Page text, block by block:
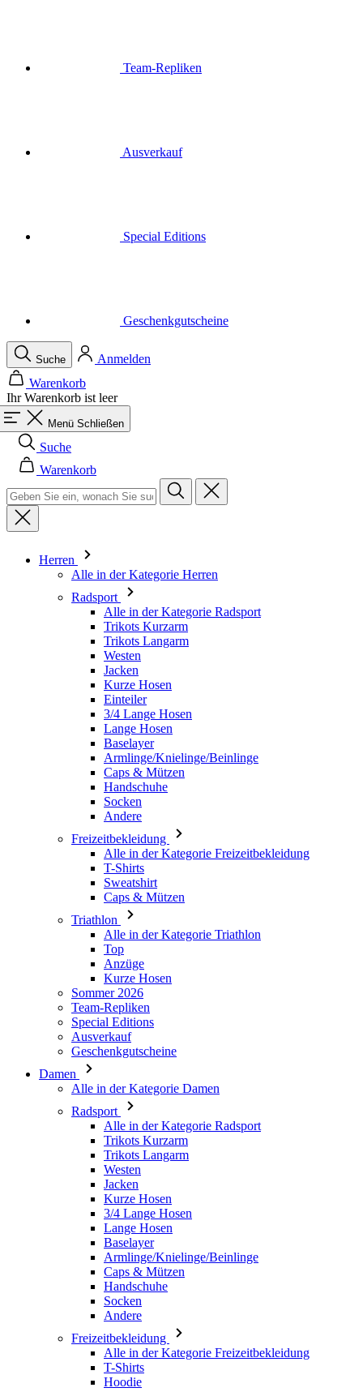
Ihr Warenkorb ist leer
Menü Schließen
Suche
Warenkorb
Herren
Alle in der Kategorie Herren
Trikots Langarm
Westen
Jacken
Kurze Hosen
Einteiler
3/4 Lange Hosen
Lange Hosen
Baselayer
Armlinge/Knielinge/Beinlinge
Caps & Mützen
Handschuhe
Socken
Andere
Freizeitbekleidung
Alle in der Kategorie Freizeitbekleidung
T-Shirts
Sweatshirt
Caps & Mützen
Triathlon
Alle in der Kategorie Triathlon
Top
Anzüge
Kurze Hosen
Sommer 2026
Team-Repliken
Special Editions
Ausverkauf
Geschenkgutscheine
Damen
Alle in der Kategorie Damen
Radsport
Alle in der Kategorie Radsport
Trikots Langarm
Westen
Jacken
Kurze Hosen
3/4 Lange Hosen
Lange Hosen
Baselayer
Armlinge/Knielinge/Beinlinge
Caps & Mützen
Handschuhe
Socken
Andere
Freizeitbekleidung
Alle in der Kategorie Freizeitbekleidung
T-Shirts
Hoodie
Caps & Mützen
Triathlon
Alle in der Kategorie Triathlon
Top